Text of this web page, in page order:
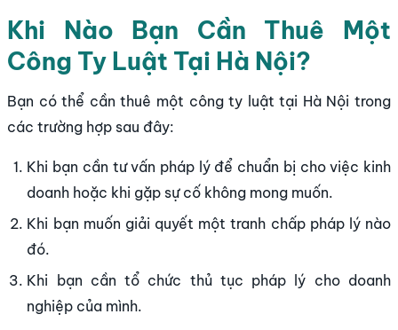
Khi Nào Bạn Cần Thuê Một
Công Ty Luật Tại Hà Nội?
Bạn có thể cần thuê một công ty luật tại Hà Nội trong
các trường hợp sau đây:
Khi bạn cần tư vấn pháp lý để chuẩn bị cho việc kinh
doanh hoặc khi gặp sự cố không mong muốn.
Khi bạn muốn giải quyết một tranh chấp pháp lý nào
đó.
Khi bạn cần tổ chức thủ tục pháp lý cho doanh
nghiệp của mình.